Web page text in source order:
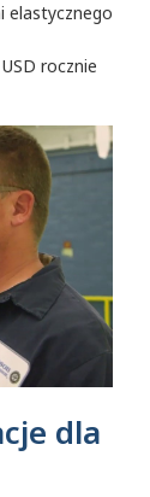
elastycznego
rocznie
dla